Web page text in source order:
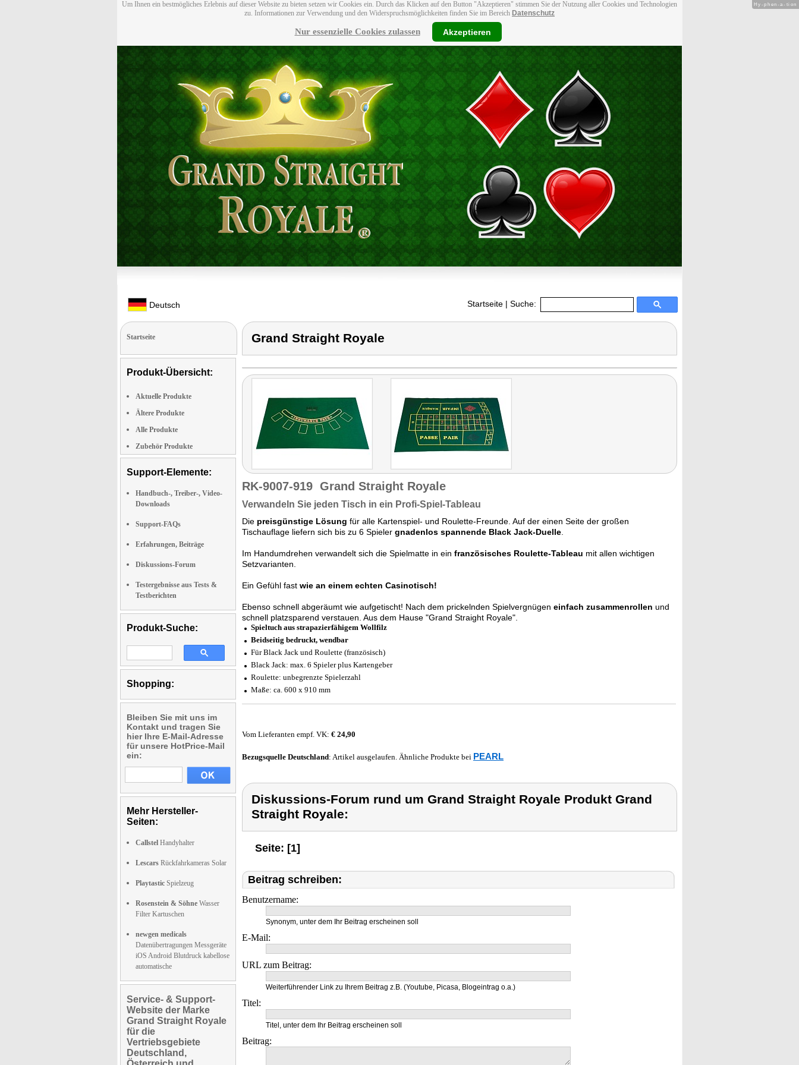
Um Ihnen ein bestmögliches Erlebnis auf dieser Website zu bieten setzen wir Cookies ein. Durch das Klicken auf den Button "Akzeptieren" stimmen Sie der Nutzung aller Cookies und Technologien
zu. Informationen zur Verwendung und den Widerspruchsmöglichkeiten finden Sie im Bereich Datenschutz
Nur essenzielle Cookies zulassen Akzeptieren
Deutsch Startseite | Suche:
Startseite
Produkt-Übersicht:
Aktuelle Produkte
Ältere Produkte
Alle Produkte
Zubehör Produkte
Support-Elemente:
Handbuch-, Treiber-, Video-
Downloads
Support-FAQs
Erfahrungen, Beiträge
Diskussions-Forum
Testergebnisse aus Tests &
Testberichten
Produkt-Suche:
Shopping:
Bleiben Sie mit uns im
Kontakt und tragen Sie
hier Ihre E-Mail-Adresse
für unsere HotPrice-Mail
ein:
Mehr Hersteller-
Seiten:
Callstel Handyhalter
Lescars Rückfahrkameras Solar
Playtastic Spielzeug
Rosenstein & Söhne Wasser
Filter Kartuschen
newgen medicals
Datenübertragungen Messgeräte
iOS Android Blutdruck kabellose
automatische
Service- & Support-
Website der Marke
Grand Straight Royale
für die
Vertriebsgebiete
Deutschland,
Grand Straight Royale
RK-9007-919 Grand Straight Royale
Verwandeln Sie jeden Tisch in ein Profi-Spiel-Tableau
Die preisgünstige Lösung für alle Kartenspiel- und Roulette-Freunde. Auf der einen Seite der großen
Tischauflage liefern sich bis zu 6 Spieler gnadenlos spannende Black Jack-Duelle
Im Handumdrehen verwandelt sich die Spielmatte in ein französisches Roulette-Tableau mit allen wichtigen
Setzvarianten.
Ein Gefühl fast wie an einem echten Casinotisch!
Ebenso schnell abgeräumt wie aufgetischt! Nach dem prickelnden Spielvergnügen einfach zusammenrollen und
schnell platzsparend verstauen. Aus dem Hause "Grand Straight Royale".
Spieltuch aus strapazierfähigem Wollfilz
Beidseitig bedruckt, wendbar
Für Black Jack und Roulette (französisch)
Black Jack: max. 6 Spieler plus Kartengeber
Roulette: unbegrenzte Spielerzahl
Maße: ca. 600 x 910 mm
Vom Lieferanten empf. VK: € 24,90
Bezugsquelle Deutschland: Artikel ausgelaufen. Ähnliche Produkte bei PEARL
Diskussions-Forum rund um Grand Straight Royale Produkt Grand
Straight Royale:
Seite: [1]
Beitrag schreiben:
Benutzername:
Synonym, unter dem Ihr Beitrag erscheinen soll
E-Mail:
URL zum Beitrag:
Weiterführender Link zu Ihrem Beitrag z.B. (Youtube, Picasa, Blogeintrag o.a.)
Titel:
Titel, unter dem Ihr Beitrag erscheinen soll
Beitrag:
Hy-phen-a-tion